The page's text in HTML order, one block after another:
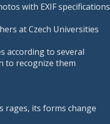
with EXIF specifications
at Czech Universities
according to several
to recognize them
rages, its forms change